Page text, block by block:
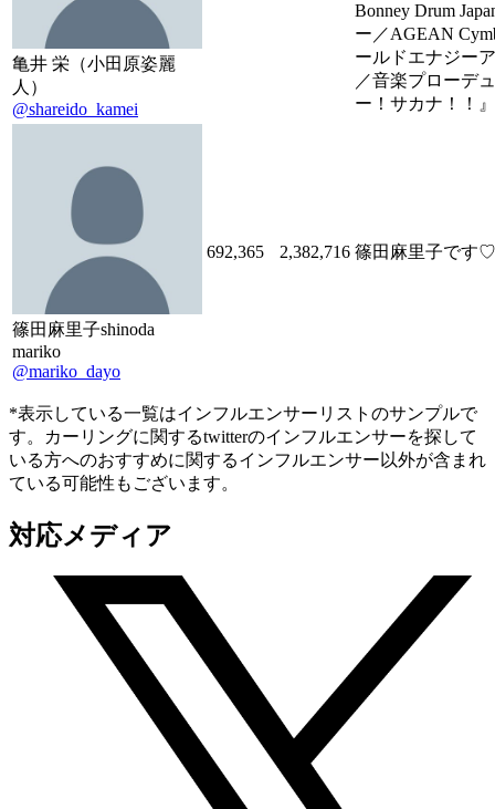
亀井 栄（小田原姿麗
人）
@shareido_kamei
Bonney Drum
ー／AGEAN
ールドエナジー
／音楽プローデ
ー！サカナ！！』
篠田麻里子shinoda
mariko
@mariko_dayo
692,365 2,382,716 篠田麻里子です♡
*表示している一覧はインフルエンサーリストのサンプルで
す。カーリングに関するtwitterのインフルエンサーを探して
いる方へのおすすめに関するインフルエンサー以外が含まれ
ている可能性もございます。
対応メディア